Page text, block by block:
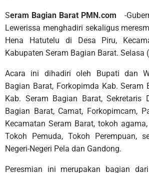
Seram Bagian Barat PMN.com
-
Lewerissa menghadiri sekaligus
Hena Hatutelu di Desa Piru,
Kabupaten Seram Bagian Barat.
Acara ini dihadiri oleh Bupati dan
Bagian Barat, Forkopimda Kab. Seram
Kab. Seram Bagian Barat, Sekretaris
Bagian Barat, Camat, Forkopimcam,
Kecamatan Seram Barat, tokoh
Tokoh Pemuda, Tokoh Perempuan,
Negeri-Negeri Pela dan Gandong.
Peresmian ini merupakan bagian